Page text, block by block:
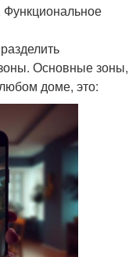
Основные зоны,
доме, это: